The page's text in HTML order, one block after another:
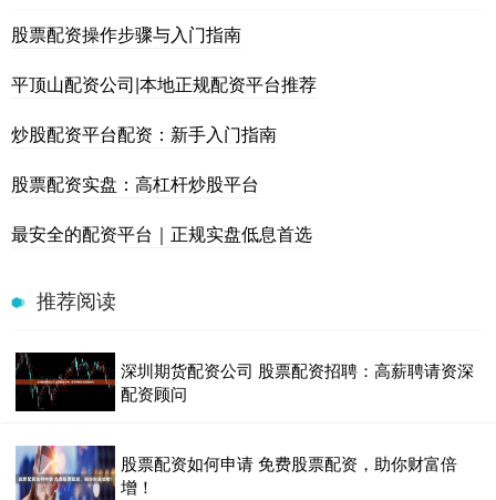
股票配资操作步骤与入门指南
平顶山配资公司|本地正规配资平台推荐
炒股配资平台配资：新手入门指南
股票配资实盘：高杠杆炒股平台
最安全的配资平台｜正规实盘低息首选
推荐阅读
深圳期货配资公司 股票配资招聘：高薪聘请资深
配资顾问
股票配资如何申请 免费股票配资，助你财富倍
增！